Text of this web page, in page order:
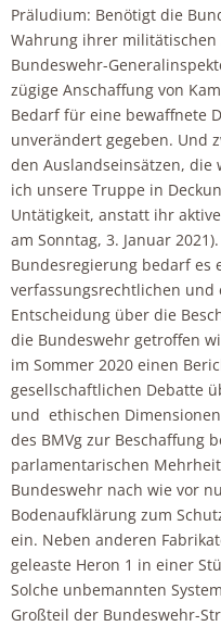
Präludium: Benötigt die
Wahrung ihrer militätischen
Bundeswehr-
zügige Anschaffung von
Bedarf für eine bewaffnete
unverändert gegeben. Und
den Auslandseinsätzen, die
ich unsere Truppe in
Untätigkeit, anstatt ihr
am Sonntag, 3. Januar
Bundesregierung bedarf es
verfassungsrechtlichen
Entscheidung über die
die Bundeswehr getroffen
im Sommer 2020 einen
gesellschaftlichen Debatte
und ethischen
des BMVg zur Beschaffung
parlamentarischen
Bundeswehr nach wie vor
Bodenaufklärung zum
ein. Neben anderen
geleaste Heron 1 in einer
Solche unbemannten
Großteil der Bundeswehr-